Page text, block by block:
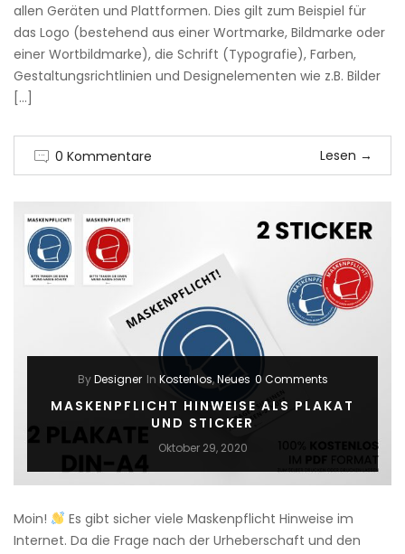
allen Geräten und Plattformen. Dies gilt zum Beispiel für
das Logo (bestehend aus einer Wortmarke, Bildmarke oder
einer Wortbildmarke), die Schrift (Typografie), Farben,
Gestaltungsrichtlinien und Designelementen wie z.B. Bilder
[…]
0 Kommentare Lesen →
ByDesigner In Kostenlos,Neues 0 Comments
MASKENPFLICHT HINWEISE ALS PLAKAT
UND STICKER
Oktober 29, 2020
Moin!
Es gibt sicher viele Maskenpflicht Hinweise im
Internet. Da die Frage nach der Urheberschaft und den